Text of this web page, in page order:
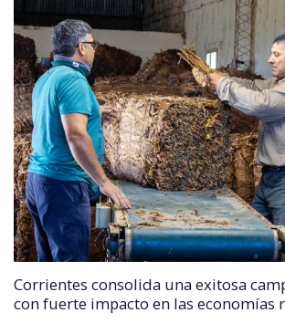
Corrientes consolida una exitosa
con fuerte impacto en las economías